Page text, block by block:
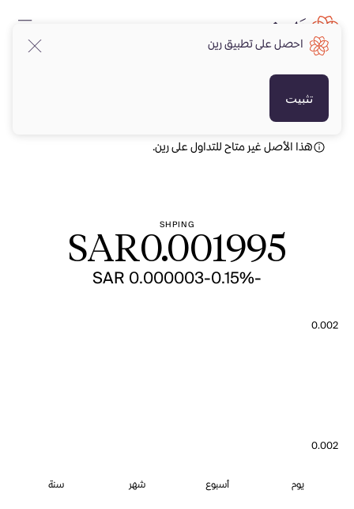
هذا الأصل غير متاح للتداول على رين.
SHPING
SAR0.001995
-0.15%
-SAR 0.000003
0.002
0.002
يوم أسبوع شهر سنة
احصل على تطبيق رين
تثبيت